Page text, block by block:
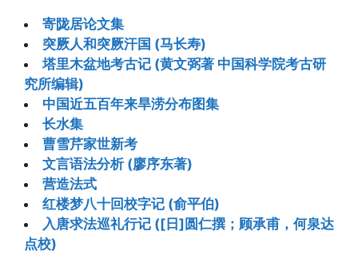
寄陇居论文集
突厥人和突厥汗国 (马长寿)
塔里木盆地考古记 (黄文弼著 中国科学院考古研
究所编辑)
中国近五百年来旱涝分布图集
长水集
曹雪芹家世新考
文言语法分析 (廖序东著)
营造法式
红楼梦八十回校字记 (俞平伯)
入唐求法巡礼行记 ([日]圆仁撰；顾承甫，何泉达
点校)